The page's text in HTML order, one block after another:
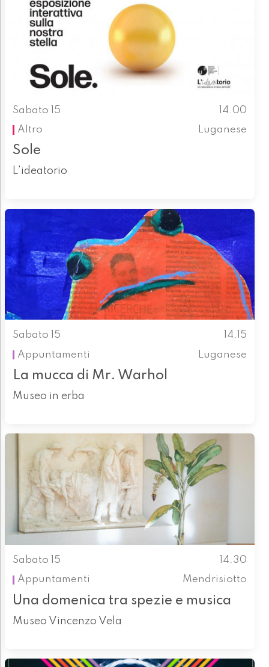
Sabato 15
14.00
Altro
Luganese
Sole
L'ideatorio
Sabato 15
14.15
Appuntamenti
Luganese
La mucca di Mr. Warhol
Museo in erba
Sabato 15
14.30
Appuntamenti
Mendrisiotto
Una domenica tra spezie e musica
Museo Vincenzo Vela